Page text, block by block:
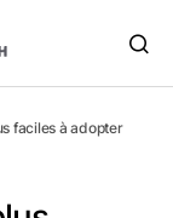
faciles à adopter